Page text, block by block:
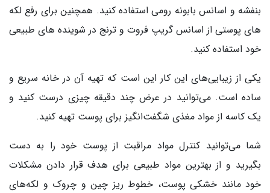
بنفشه و اسانس بابونه رومی استفاده کنید. همچنین برای رفع لکه
های پوستی از اسانس گریپ فروت و ترنج در شوینده های طبیعی
خود استفاده کنید.
یکی از زیبایی‌های این کار این است که تهیه آن در خانه سریع و
ساده است. می‌توانید در عرض چند دقیقه چیزی درست کنید و
یک کاسه از مواد مغذی شگفت‌انگیز برای پوست تهیه کنید.
شما می‌توانید کنترل مواد مراقبت از پوست خود را به دست
بگیرید و از بهترین مواد طبیعی برای هدف قرار دادن مشکلات
خود مانند خشکی پوست، خطوط ریز چین و چروک و لکه‌های